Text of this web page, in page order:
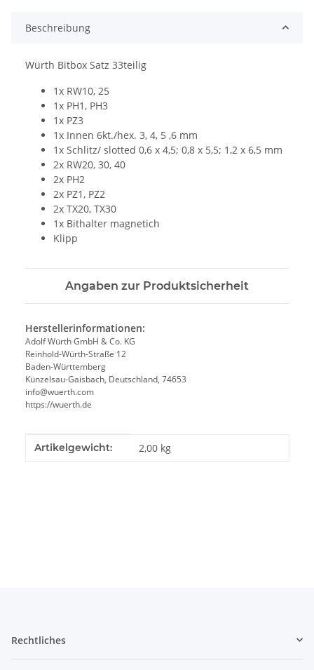
Beschreibung
Würth Bitbox Satz 33teilig
1x RW10, 25
1x PH1, PH3
1x PZ3
1x Innen 6kt./hex. 3, 4, 5 ,6 mm
1x Schlitz/ slotted 0,6 x 4,5; 0,8 x 5,5; 1,2 x 6,5 mm
2x RW20, 30, 40
2x PH2
2x PZ1, PZ2
2x TX20, TX30
1x Bithalter magnetich
Klipp
Angaben zur Produktsicherheit
Herstellerinformationen:
Adolf Würth GmbH & Co. KG
Reinhold-Würth-Straße 12
Baden-Württemberg
Künzelsau-Gaisbach, Deutschland, 74653
info@wuerth.com
https://wuerth.de
Produkteigenschaft
Wert
Artikelgewicht: 2,00 kg
Rechtliches